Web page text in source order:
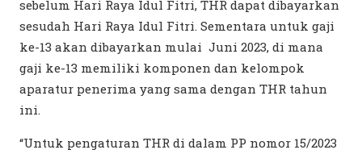
sebelum Hari Raya Idul Fitri, THR dapat dibayarkan
sesudah Hari Raya Idul Fitri. Sementara untuk gaji
ke-13 akan dibayarkan mulai Juni 2023, di mana
gaji ke-13 memiliki komponen dan kelompok
aparatur penerima yang sama dengan THR tahun
ini.
“Untuk pengaturan THR di dalam PP nomor 15/2023